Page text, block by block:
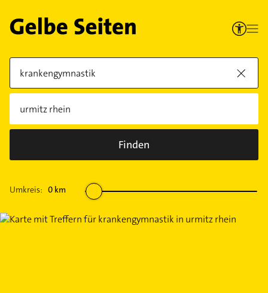
Finden
Umkreis: 0 km